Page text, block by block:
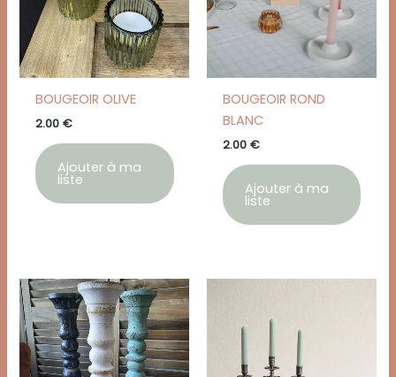
BOUGEOIR OLIVE
2.00 €
Ajouter à ma
liste
BOUGEOIR ROND
BLANC
2.00 €
Ajouter à ma
liste